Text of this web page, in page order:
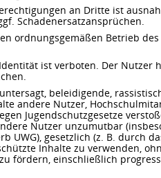
an Dritte ist
Schadenersatzansprüchen.
ordnungsgemäßen Betrieb
ist verboten. Der
beleidigende,
andere Nutzer,
Jugendschutzgesetze
Nutzer unzumutbar
UWG), gesetzlich (z. B. durch
Inhalte zu verwenden,
fördern, einschließlich